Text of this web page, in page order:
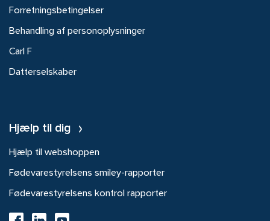
Forretningsbetingelser
Behandling af personoplysninger
Carl F
Datterselskaber
Hjælp til dig
Hjælp til webshoppen
Fødevarestyrelsens smiley-rapporter
Fødevarestyrelsens kontrol rapporter